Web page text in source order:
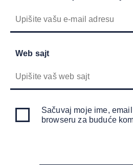
Web sajt
Sačuvaj moje ime,
browseru za buduće